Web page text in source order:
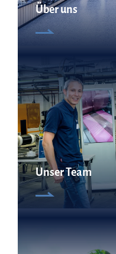
Über uns
Unser Team